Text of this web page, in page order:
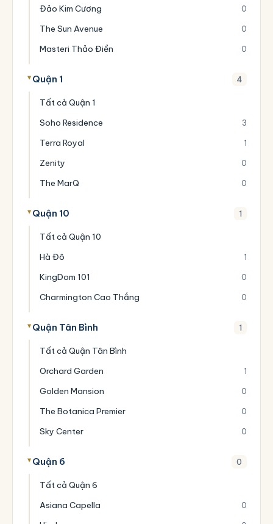
Đảo Kim Cương 0
The Sun Avenue 0
Masteri Thảo Điền 0
Quận 1 4
Tất cả Quận 1
Soho Residence
3
Terra Royal 1
Zenity 0
The MarQ 0
Quận 10 1
Tất cả Quận 10
Hà Đô
1
KingDom 101 0
Charmington Cao Thắng 0
Quận Tân Bình 1
Tất cả Quận Tân Bình
Orchard Garden
1
Golden Mansion 0
The Botanica Premier 0
Sky Center 0
Quận 6 0
Tất cả Quận 6
Asiana Capella
0